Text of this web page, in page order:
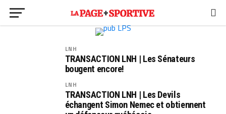
LNH
TRANSACTION LNH | Les Sénateurs
bougent encore!
LNH
TRANSACTION LNH | Les Devils
échangent Simon Nemec et obtiennent